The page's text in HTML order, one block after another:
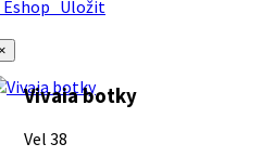
Uložit
Vivaia botky
Vel 38